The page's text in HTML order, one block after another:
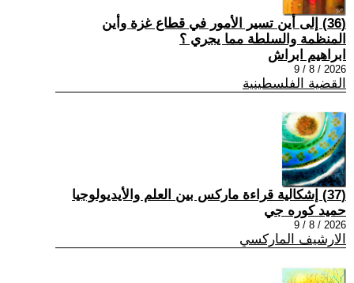
(36) إلى أين تسير الأمور في قطاع غزة وأين
المنظمة والسلطة مما يجري ؟
ابراهيم ابراش
2026 / 8 / 9
القضية الفلسطينية
(37) إشكالية قراءة ماركس بين العلم والأيديولوجيا
حميد كوره جي
2026 / 8 / 9
الارشيف الماركسي